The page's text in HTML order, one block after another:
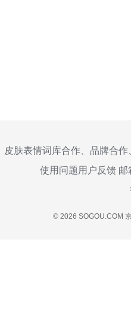
皮肤表情词库合作、品牌合
使用问题用户反馈 邮
© 2026 SOGOU.COM